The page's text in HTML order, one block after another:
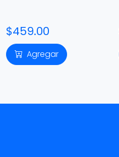
$459.00
Agregar